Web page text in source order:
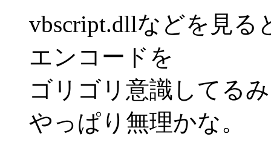
vbscript.dllなどを見
エンコードを
ゴリゴリ意識してる
やっぱり無理かな。